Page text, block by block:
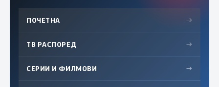
ПОЧЕТНА →
ТВ РАСПОРЕД →
СЕРИИ И ФИЛМОВИ →